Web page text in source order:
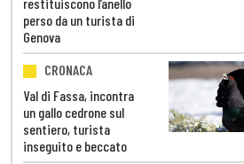
restituiscono l’anello
perso da un turista di
Genova
CRONACA
Val di Fassa, incontra
un gallo cedrone sul
sentiero, turista
inseguito e beccato